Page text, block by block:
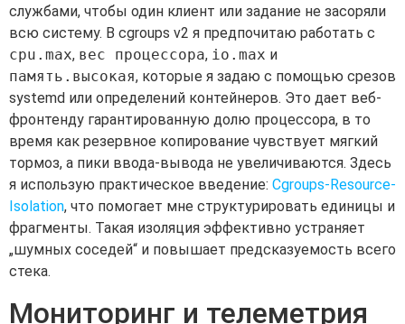
службами, чтобы один клиент или задание не засоряли
всю систему. В cgroups v2 я предпочитаю работать с
cpu.max, вес процессора, io.max и
память.высокая, которые я задаю с помощью срезов
systemd или определений контейнеров. Это дает веб-
фронтенду гарантированную долю процессора, в то
время как резервное копирование чувствует мягкий
тормоз, а пики ввода-вывода не увеличиваются. Здесь
я использую практическое введение: Cgroups-Resource-
Isolation, что помогает мне структурировать единицы и
фрагменты. Такая изоляция эффективно устраняет
„шумных соседей“ и повышает предсказуемость всего
стека.
Мониторинг и телеметрия